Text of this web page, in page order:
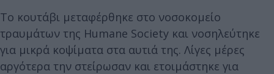
Το κουτάβι μεταφέρθηκε στο νοσοκομείο
τραυμάτων της Humane Society και νοσηλεύτηκε
για μικρά κοψίματα στα αυτιά της. Λίγες μέρες
αργότερα την στείρωσαν και ετοιμάστηκε για